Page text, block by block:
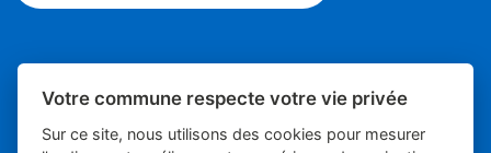
Votre commune respecte votre vie privée
Sur ce site, nous utilisons des cookies pour mesurer